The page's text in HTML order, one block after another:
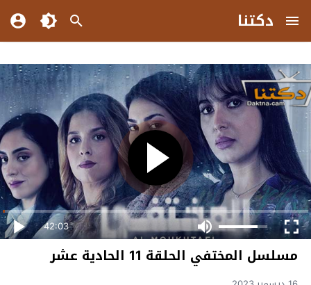
دكتنا
42:03
مسلسل المختفي الحلقة 11 الحادية عشر